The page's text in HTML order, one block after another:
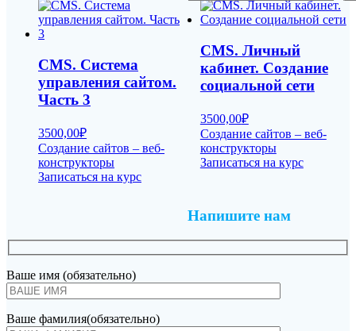
CMS. Система
управления сайтом.
Часть 3
3500,00₽
Создание сайтов – веб-
конструкторы
Записаться на курс
CMS. Личный
кабинет. Создание
социальной сети
3500,00₽
Создание сайтов – веб-
конструкторы
Записаться на курс
Напишите нам
Ваше имя (обязательно)
Ваше фамилия(обязательно)